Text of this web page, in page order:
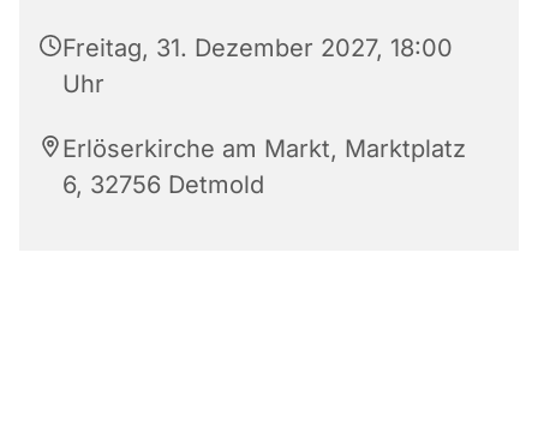
Freitag, 31. Dezember 2027, 18:00
Uhr
Erlöserkirche am Markt, Marktplatz
6, 32756 Detmold